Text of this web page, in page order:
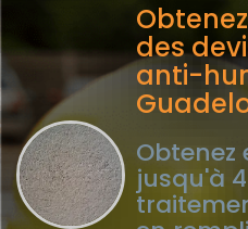
des
anti-
Obtenez
jusqu'à